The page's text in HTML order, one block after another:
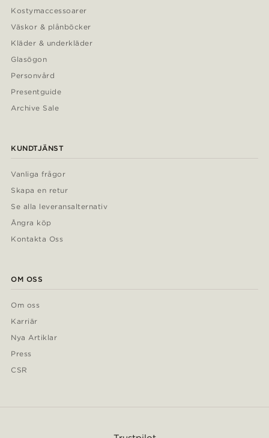
Kostymaccessoarer
Väskor & plånböcker
Kläder & underkläder
Glasögon
Personvård
Presentguide
Archive Sale
KUNDTJÄNST
Vanliga frågor
Skapa en retur
Se alla leveransalternativ
Ångra köp
Kontakta Oss
OM OSS
Om oss
Karriär
Nya Artiklar
Press
CSR